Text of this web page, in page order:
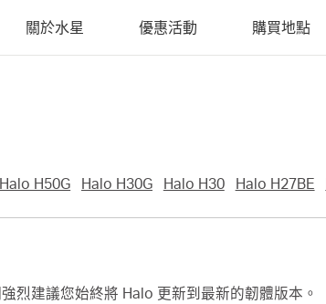
關於水星 優惠活動 購買地點
Halo H50G Halo H30G Halo H30 Halo H27BE
烈建議您始終將 Halo 更新到最新的韌體版本。